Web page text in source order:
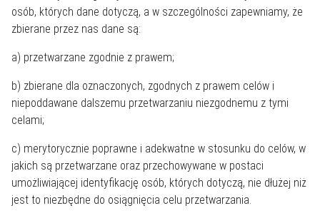
osób, których dane dotyczą, a w szczególności zapewniamy, że
zbierane przez nas dane są:
a) przetwarzane zgodnie z prawem;
b) zbierane dla oznaczonych, zgodnych z prawem celów i
niepoddawane dalszemu przetwarzaniu niezgodnemu z tymi
celami;
c) merytorycznie poprawne i adekwatne w stosunku do celów, w
jakich są przetwarzane oraz przechowywane w postaci
umożliwiającej identyfikację osób, których dotyczą, nie dłużej niż
jest to niezbędne do osiągnięcia celu przetwarzania.